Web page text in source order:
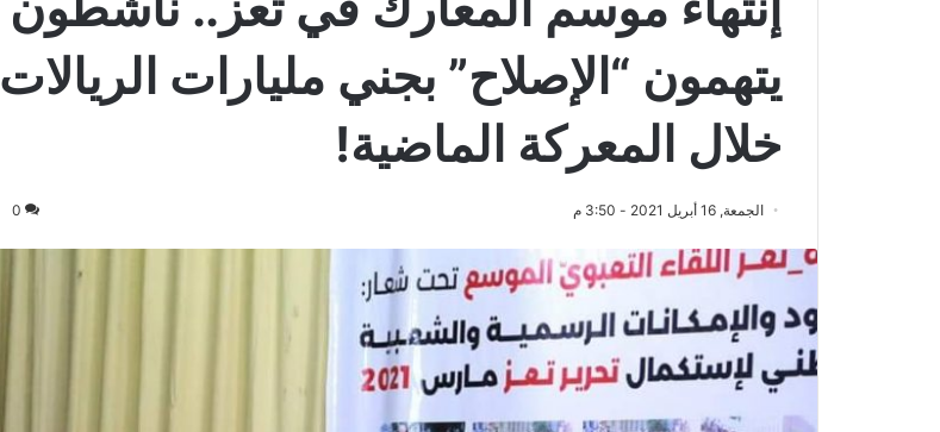
يتهمون “الإصلاح” بجني مليارات الريالات
خلال المعركة الماضية!
الجمعة, 16 أبريل 2021 - 3:50 م 0